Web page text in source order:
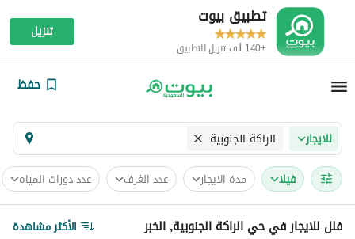
تطبيق بيوت
+140 ألف تنزيل للتطبيق
تنزيل
حفظ
للايجار الراكة الجنوبية
فیلا مدة الايجار عدد الغرف عدد دورات المياه
فلل للايجار في حي الراكة الجنوبية, الخبر الأكثر مشاهدة